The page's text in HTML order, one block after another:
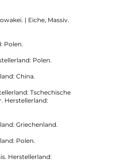
| Eiche, Massiv.
Polen.
Polen.
China.
Tschechische
Herstellerland:
Griechenland.
Polen.
Herstellerland: